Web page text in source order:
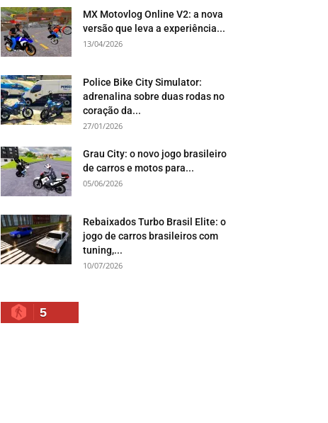
MX Motovlog Online V2: a nova
versão que leva a experiência...
13/04/2026
Police Bike City Simulator:
adrenalina sobre duas rodas no
coração da...
27/01/2026
Grau City: o novo jogo brasileiro
de carros e motos para...
05/06/2026
Rebaixados Turbo Brasil Elite: o
jogo de carros brasileiros com
tuning,...
10/07/2026
5